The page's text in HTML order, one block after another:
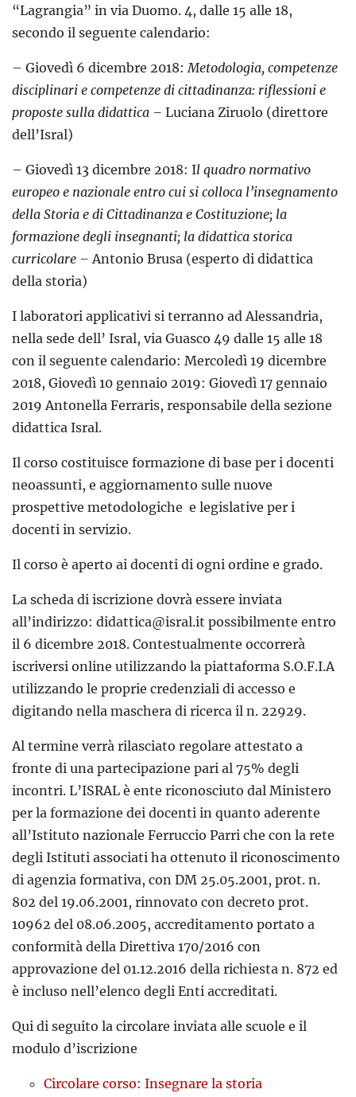
“Lagrangia” in via Duomo. 4, dalle 15 alle 18,
secondo il seguente calendario:
– Giovedì 6 dicembre 2018:Metodologia, competenze
disciplinari e competenze di cittadinanza: riflessioni e
proposte sulla didattica – Luciana Ziruolo (direttore
dell’Isral)
– Giovedì 13 dicembre 2018: Il quadro normativo
europeo e nazionale entro cui si colloca l’insegnamento
della Storia e di Cittadinanza e Costituzione; la
formazione degli insegnanti; la didattica storica
curricolare –Antonio Brusa (esperto di didattica
della storia)
I laboratori applicativi si terranno ad Alessandria,
nella sede dell’ Isral, via Guasco 49 dalle 15 alle 18
con il seguente calendario: Mercoledì 19 dicembre
2018, Giovedì 10 gennaio 2019: Giovedì 17 gennaio
2019 Antonella Ferraris, responsabile della sezione
didattica Isral.
Il corso costituisce formazione di base per i docenti
neoassunti, e aggiornamento sulle nuove
prospettive metodologiche e legislative per i
docenti in servizio.
Il corso è aperto ai docenti di ogni ordine e grado.
La scheda di iscrizione dovrà essere inviata
all’indirizzo: didattica@isral.it possibilmente entro
il 6 dicembre 2018. Contestualmente occorrerà
iscriversi online utilizzando la piattaforma S.O.F.I.A
utilizzando le proprie credenziali di accesso e
digitando nella maschera di ricerca il n. 22929.
Al termine verrà rilasciato regolare attestato a
fronte di una partecipazione pari al 75% degli
incontri. L’ISRAL è ente riconosciuto dal Ministero
per la formazione dei docenti in quanto aderente
all’Istituto nazionale Ferruccio Parri che con la rete
degli Istituti associati ha ottenuto il riconoscimento
di agenzia formativa, con DM 25.05.2001, prot. n.
802 del 19.06.2001, rinnovato con decreto prot.
10962 del 08.06.2005, accreditamento portato a
conformità della Direttiva 170/2016 con
approvazione del 01.12.2016 della richiesta n. 872 ed
è incluso nell’elenco degli Enti accreditati.
Qui di seguito la circolare inviata alle scuole e il
modulo d’iscrizione
Circolare corso: Insegnare la storia